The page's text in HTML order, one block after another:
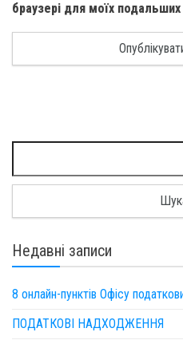
браузері для моїх
Недавні записи
8 онлайн-пунктів Офісу
ПОДАТКОВІ НАДХОДЖЕННЯ